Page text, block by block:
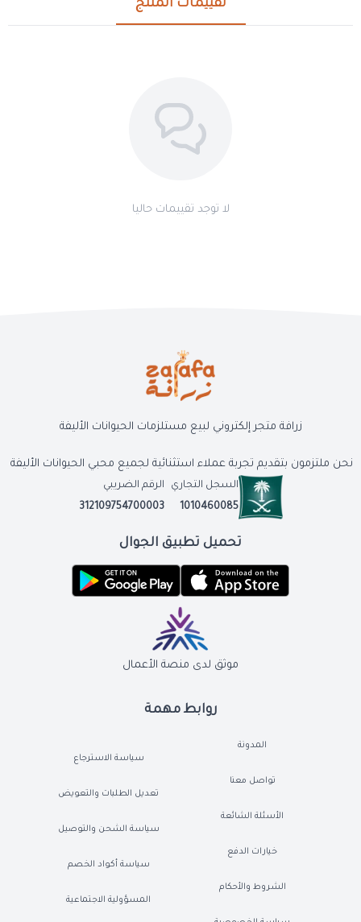
تقييمات المنتج
لا توجد تقييمات حاليا
روابط مهمة
المدونة
تواصل معنا
الأسئلة الشائعة
خيارات الدفع
الشروط والأحكام
سياسة الاسترجاع
تعديل الطلبات والتعويض
سياسة الشحن والتوصيل
سياسة أكواد الخصم
المسؤولية الاجتماعية
زرافة متجر إلكتروني لبيع مستلزمات الحيوانات الأليفة
نحن ملتزمون بتقديم تجربة عملاء استثنائية لجميع محبي الحيوانات الأليفة
السجل التجاري
1010460085
الرقم الضريبي
312109754700003
تحميل تطبيق الجوال
موثق لدى منصة الأعمال